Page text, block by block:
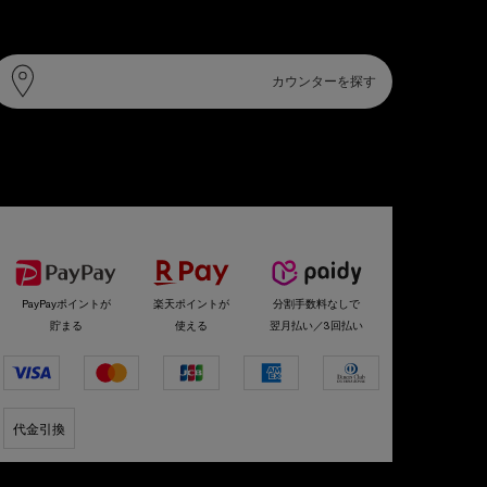
カウンターを探す
PayPayポイントが
貯まる
楽天ポイントが
使える
分割手数料なしで
翌月払い／3回払い
代金引換